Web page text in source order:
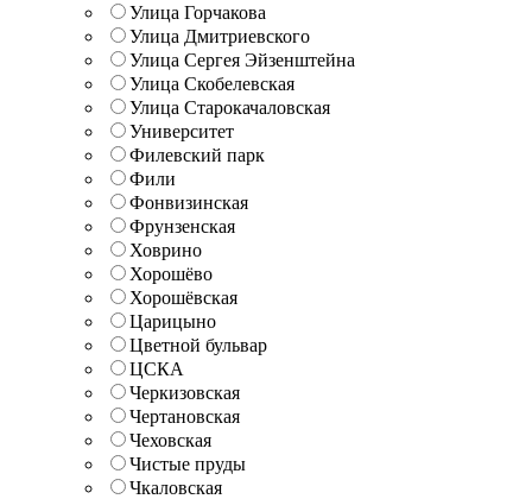
Улица Горчакова
Улица Дмитриевского
Улица Сергея Эйзенштейна
Улица Скобелевская
Улица Старокачаловская
Университет
Филевский парк
Фили
Фонвизинская
Фрунзенская
Ховрино
Хорошёво
Хорошёвская
Царицыно
Цветной бульвар
ЦСКА
Черкизовская
Чертановская
Чеховская
Чистые пруды
Чкаловская